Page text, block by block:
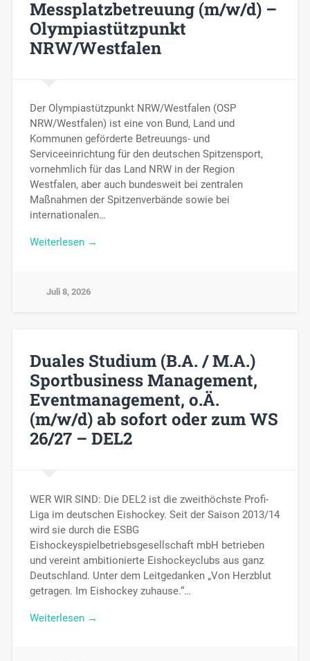
Messplatzbetreuung (m/w/d) –
Olympiastützpunkt
NRW/Westfalen
Der Olympiastützpunkt NRW/Westfalen (OSP
NRW/Westfalen) ist eine von Bund, Land und
Kommunen geförderte Betreuungs- und
Serviceeinrichtung für den deutschen Spitzensport,
vornehmlich für das Land NRW in der Region
Westfalen, aber auch bundesweit bei zentralen
Maßnahmen der Spitzenverbände sowie bei
internationalen…
Weiterlesen →
Juli 8, 2026
Duales Studium (B.A. / M.A.)
Sportbusiness Management,
Eventmanagement, o.Ä.
(m/w/d) ab sofort oder zum WS
26/27 – DEL2
WER WIR SIND: Die DEL2 ist die zweithöchste Profi-
Liga im deutschen Eishockey. Seit der Saison 2013/14
wird sie durch die ESBG
Eishockeyspielbetriebsgesellschaft mbH betrieben
und vereint ambitionierte Eishockeyclubs aus ganz
Deutschland. Unter dem Leitgedanken „Von Herzblut
getragen. Im Eishockey zuhause.“…
Weiterlesen →